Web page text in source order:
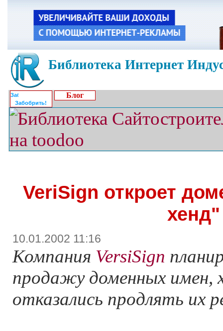
Библиотека Интернет
Забобрить!
Блог
VeriSign откроет
хенд"
10.01.2002 11:16
Компания VersiSign
продажу доменных имен,
отказались продлять их